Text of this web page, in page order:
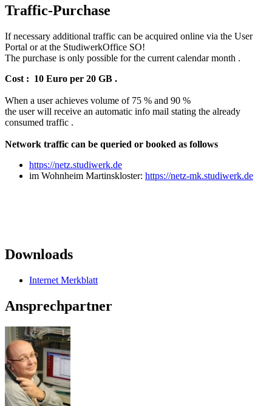
Traffic-Purchase
If necessary additional traffic can be acquired online via the User
Portal or at the StudiwerkOffice SO!
The purchase is only possible for the current calendar month .
Cost : 10 Euro per 20 GB .
When a user achieves volume of 75 % and 90 %
the user will receive an automatic info mail stating the already
consumed traffic .
Network traffic can be queried or booked as follows
https://netz.studiwerk.de
im Wohnheim Martinskloster: https://netz-mk.studiwerk.de
Downloads
Internet Merkblatt
Ansprechpartner